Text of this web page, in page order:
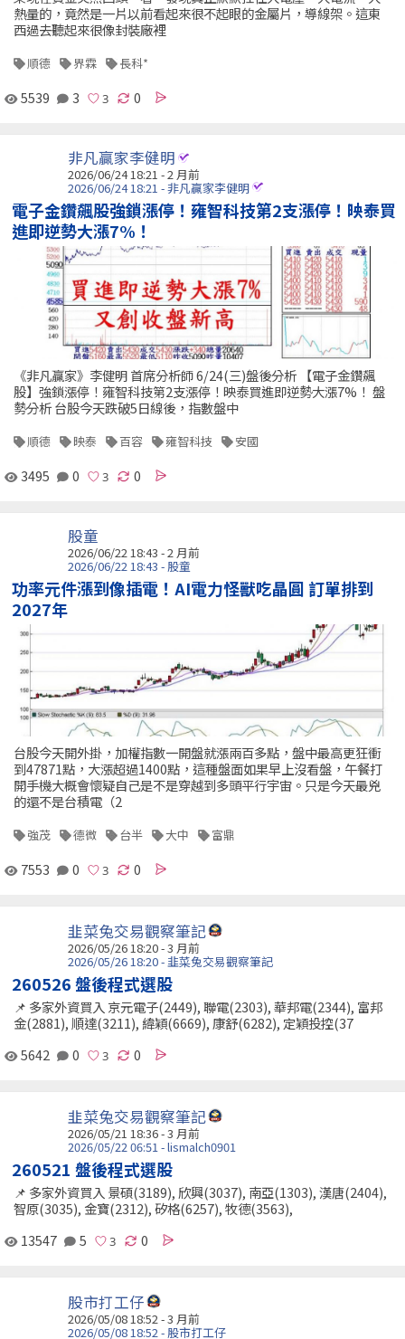
熱量的，竟然是一片以前看起來很不起眼的金屬片，導線架。這東
西過去聽起來很像封裝廠裡
順德 界霖 長科*
5539 3 0
非凡贏家李健明
2026/06/24 18:21 - 2 月前
2026/06/24 18:21 - 非凡贏家李健明
電子金鑽飆股強鎖漲停！雍智科技第2支漲停！映泰買
進即逆勢大漲7%！
《非凡贏家》李健明 首席分析師 6/24(三)盤後分析 【電子金鑽飆
股】強鎖漲停！雍智科技第2支漲停！映泰買進即逆勢大漲7%！ 盤
勢分析 台股今天跌破5日線後，指數盤中
順德 映泰 百容 雍智科技 安國
3495 0 0
股童
2026/06/22 18:43 - 2 月前
2026/06/22 18:43 - 股童
功率元件漲到像插電！AI電力怪獸吃晶圓 訂單排到
2027年
台股今天開外掛，加權指數一開盤就漲兩百多點，盤中最高更狂衝
到47871點，大漲超過1400點，這種盤面如果早上沒看盤，午餐打
開手機大概會懷疑自己是不是穿越到多頭平行宇宙。只是今天最兇
的還不是台積電（2
強茂 德微 台半 大中 富鼎
7553 0 0
韭菜兔交易觀察筆記
2026/05/26 18:20 - 3 月前
2026/05/26 18:20 - 韭菜兔交易觀察筆記
260526 盤後程式選股
📌 多家外資買入 京元電子(2449), 聯電(2303), 華邦電(2344), 富邦
金(2881), 順達(3211), 緯穎(6669), 康舒(6282), 定穎投控(37
5642
0 0
韭菜兔交易觀察筆記
2026/05/21 18:36 - 3 月前
2026/05/22 06:51 - lismalch0901
260521 盤後程式選股
📌 多家外資買入 景碩(3189), 欣興(3037), 南亞(1303), 漢唐(2404),
智原(3035), 金寶(2312), 矽格(6257), 牧德(3563),
13547
5 0
股市打工仔
2026/05/08 18:52 - 3 月前
2026/05/08 18:52 - 股市打工仔